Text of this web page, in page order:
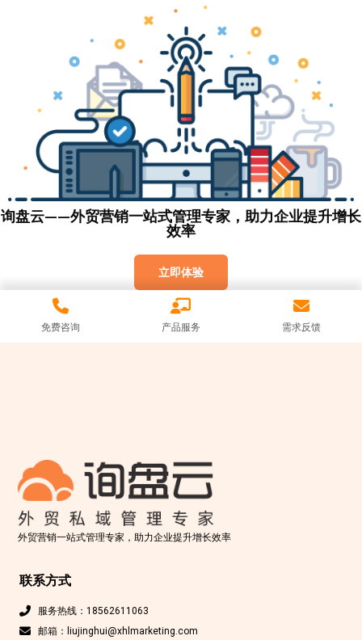
询盘云——外贸营销一站式管理专家，助力企业提升增长
效率
立即体验
免费咨询 产品服务 需求反馈
外贸营销一站式管理专家，助力企业提升增长效率
联系方式
服务热线：18562611063
邮箱：liujinghui@xhlmarketing.com